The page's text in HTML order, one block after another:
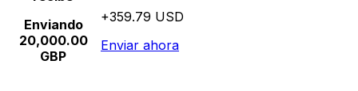
Enviando
20,000.00
GBP
+359.79 USD
Enviar ahora